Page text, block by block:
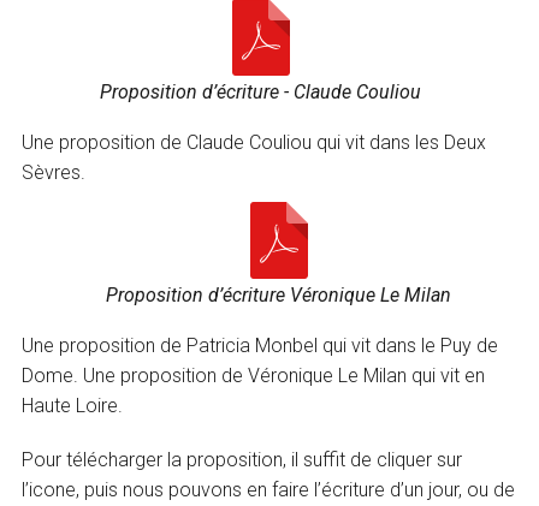
Proposition d’écriture - Claude Couliou
Une proposition de Claude Couliou qui vit dans les Deux
Sèvres.
Proposition d’écriture Véronique Le Milan
Une proposition de Patricia Monbel qui vit dans le Puy de
Dome. Une proposition de Véronique Le Milan qui vit en
Haute Loire.
Pour télécharger la proposition, il suffit de cliquer sur
l’icone, puis nous pouvons en faire l’écriture d’un jour, ou de